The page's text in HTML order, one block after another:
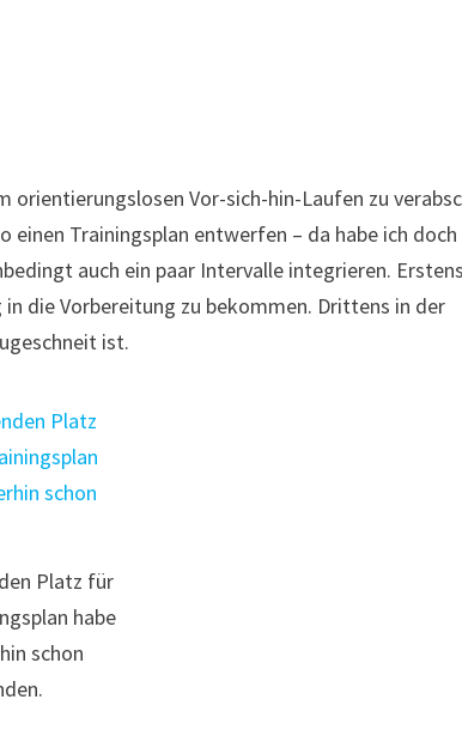
orientierungslosen Vor-sich-hin-Laufen zu
Trainingsplan entwerfen – da habe ich doch
auch ein paar Intervalle integrieren.
die Vorbereitung zu bekommen. Drittens in der
ist.
Platz für
habe
schon